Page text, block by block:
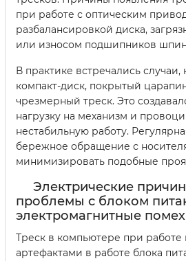
при работе с оптическим
разбалансировкой диска,
или износом подшипников
В практике встречались
компакт-диск, покрытый
чрезмерный треск. Это
нагрузку на механизм и
нестабильную работу.
бережное обращение с
минимизировать подобные
Электрические
проблемы с блоком
электромагнитные
Треск в компьютере при
артефактами в работе блока